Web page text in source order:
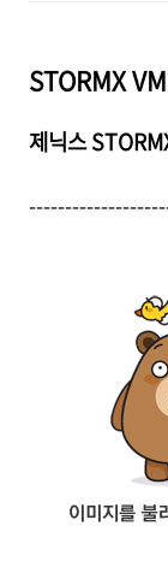
STORMX
제닉스